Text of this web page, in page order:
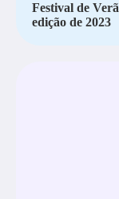
Festival de
edição de 2023